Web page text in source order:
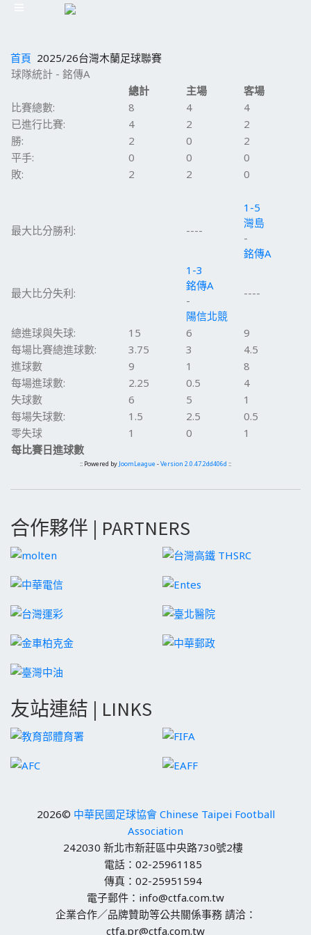
首頁 2025/26台灣木蘭足球聯賽
球隊統計 - 銘傳A
總計
主場
客場
比賽總數:
8 4
4
已進行比賽:
4 2
2
勝:
2 0
2
平手:
0 0
0
敗:
2 2 0
最大比分勝利: ----
1-5
灣島
-
銘傳A
最大比分失利:
1-3
銘傳A
-
陽信北競
----
總進球與失球: 15 6
9
每場比賽總進球數:
3.75 3
4.5
進球數
9 1
8
每場進球數:
2.25 0.5
4
失球數
6 5
1
每場失球數:
1.5 2.5
0.5
零失球
1 0
1
每比賽日進球數
:: Powered by JoomLeague -Version 2.0.47.2dd406d ::
合作夥伴 | PARTNERS
友站連結 | LINKS
2026© 中華民國足球協會 Chinese Taipei Football
Association
242030 新北市新莊區中央路730號2樓
電話：02-25961185
傳真：02-25951594
電子郵件：info@ctfa.com.tw
企業合作／品牌贊助等公共關係事務 請洽：
ctfa.pr@ctfa.com.tw